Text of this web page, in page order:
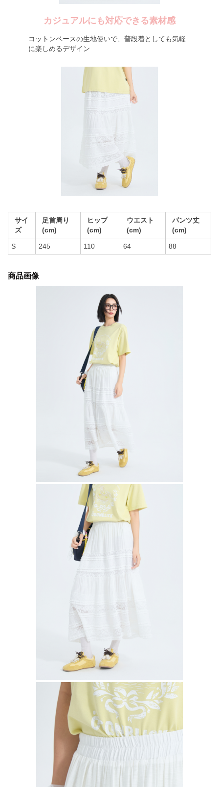
カジュアルにも対応できる素材感
コットンベースの生地使いで、普段着としても気軽
に楽しめるデザイン
サイ
ズ
足首周り
(cm)
ヒップ
(cm)
ウエスト
(cm)
パンツ丈
(cm)
S 245 110 64 88
商品画像